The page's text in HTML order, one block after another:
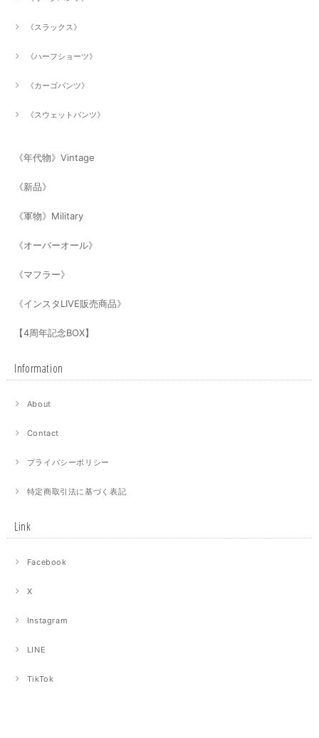
《スラックス》
《ハーフショーツ》
《カーゴパンツ》
《スウェットパンツ》
《年代物》Vintage
《新品》
《軍物》Military
《オーバーオール》
《マフラー》
《インスタLIVE販売商品》
【4周年記念BOX】
Information
About
Contact
プライバシーポリシー
特定商取引法に基づく表記
Link
Facebook
X
Instagram
LINE
TikTok